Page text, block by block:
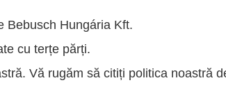
Bebusch Hungária Kft.
cu terțe părți.
Vă rugăm să citiți politica noastră